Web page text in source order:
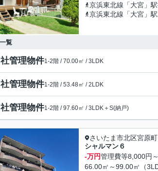
京浜東北線「大宮」
京浜東北線「大宮」
覧
管理物件1-2階 / 70.00㎡ / 3LDK
管理物件1-2階 / 53.48㎡ / 2LDK
管理物件1-2階 / 97.60㎡ / 3LDK＋S(納戸)
さいたま市北区宮原町
シャルマン６
-万円管理費等8,000円
66.00㎡～99.00㎡（